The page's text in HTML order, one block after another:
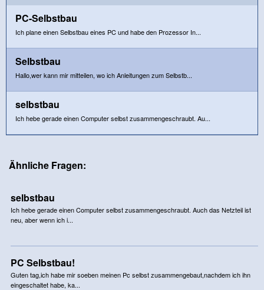
PC-Selbstbau
Ich plane einen Selbstbau eines PC und habe den Prozessor In...
Selbstbau
Hallo,wer kann mir mitteilen, wo ich Anleitungen zum Selbstb...
selbstbau
Ich hebe gerade einen Computer selbst zusammengeschraubt. Au...
Ähnliche Fragen:
selbstbau
Ich hebe gerade einen Computer selbst zusammengeschraubt. Auch das Netzteil ist
neu, aber wenn ich i...
PC Selbstbau!
Guten tag,ich habe mir soeben meinen Pc selbst zusammengebaut,nachdem ich ihn
eingeschaltet habe, ka...